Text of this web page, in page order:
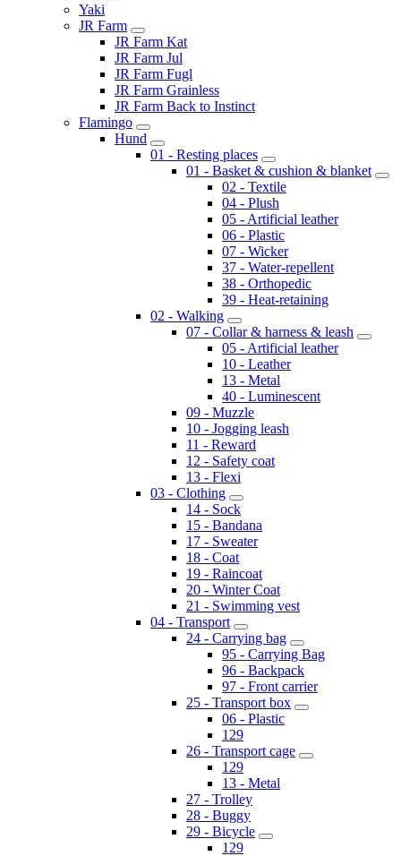
Yaki
JR Farm
JR Farm Kat
JR Farm Jul
JR Farm Fugl
JR Farm Grainless
JR Farm Back to Instinct
Flamingo
Hund
01 - Resting places
01 - Basket & cushion & blanket
02 - Textile
04 - Plush
05 - Artificial leather
06 - Plastic
07 - Wicker
37 - Water-repellent
38 - Orthopedic
39 - Heat-retaining
02 - Walking
07 - Collar & harness & leash
05 - Artificial leather
10 - Leather
13 - Metal
40 - Luminescent
09 - Muzzle
10 - Jogging leash
11 - Reward
12 - Safety coat
13 - Flexi
03 - Clothing
14 - Sock
15 - Bandana
17 - Sweater
18 - Coat
19 - Raincoat
20 - Winter Coat
21 - Swimming vest
04 - Transport
24 - Carrying bag
95 - Carrying Bag
96 - Backpack
97 - Front carrier
25 - Transport box
06 - Plastic
129
26 - Transport cage
129
13 - Metal
27 - Trolley
28 - Buggy
29 - Bicycle
129